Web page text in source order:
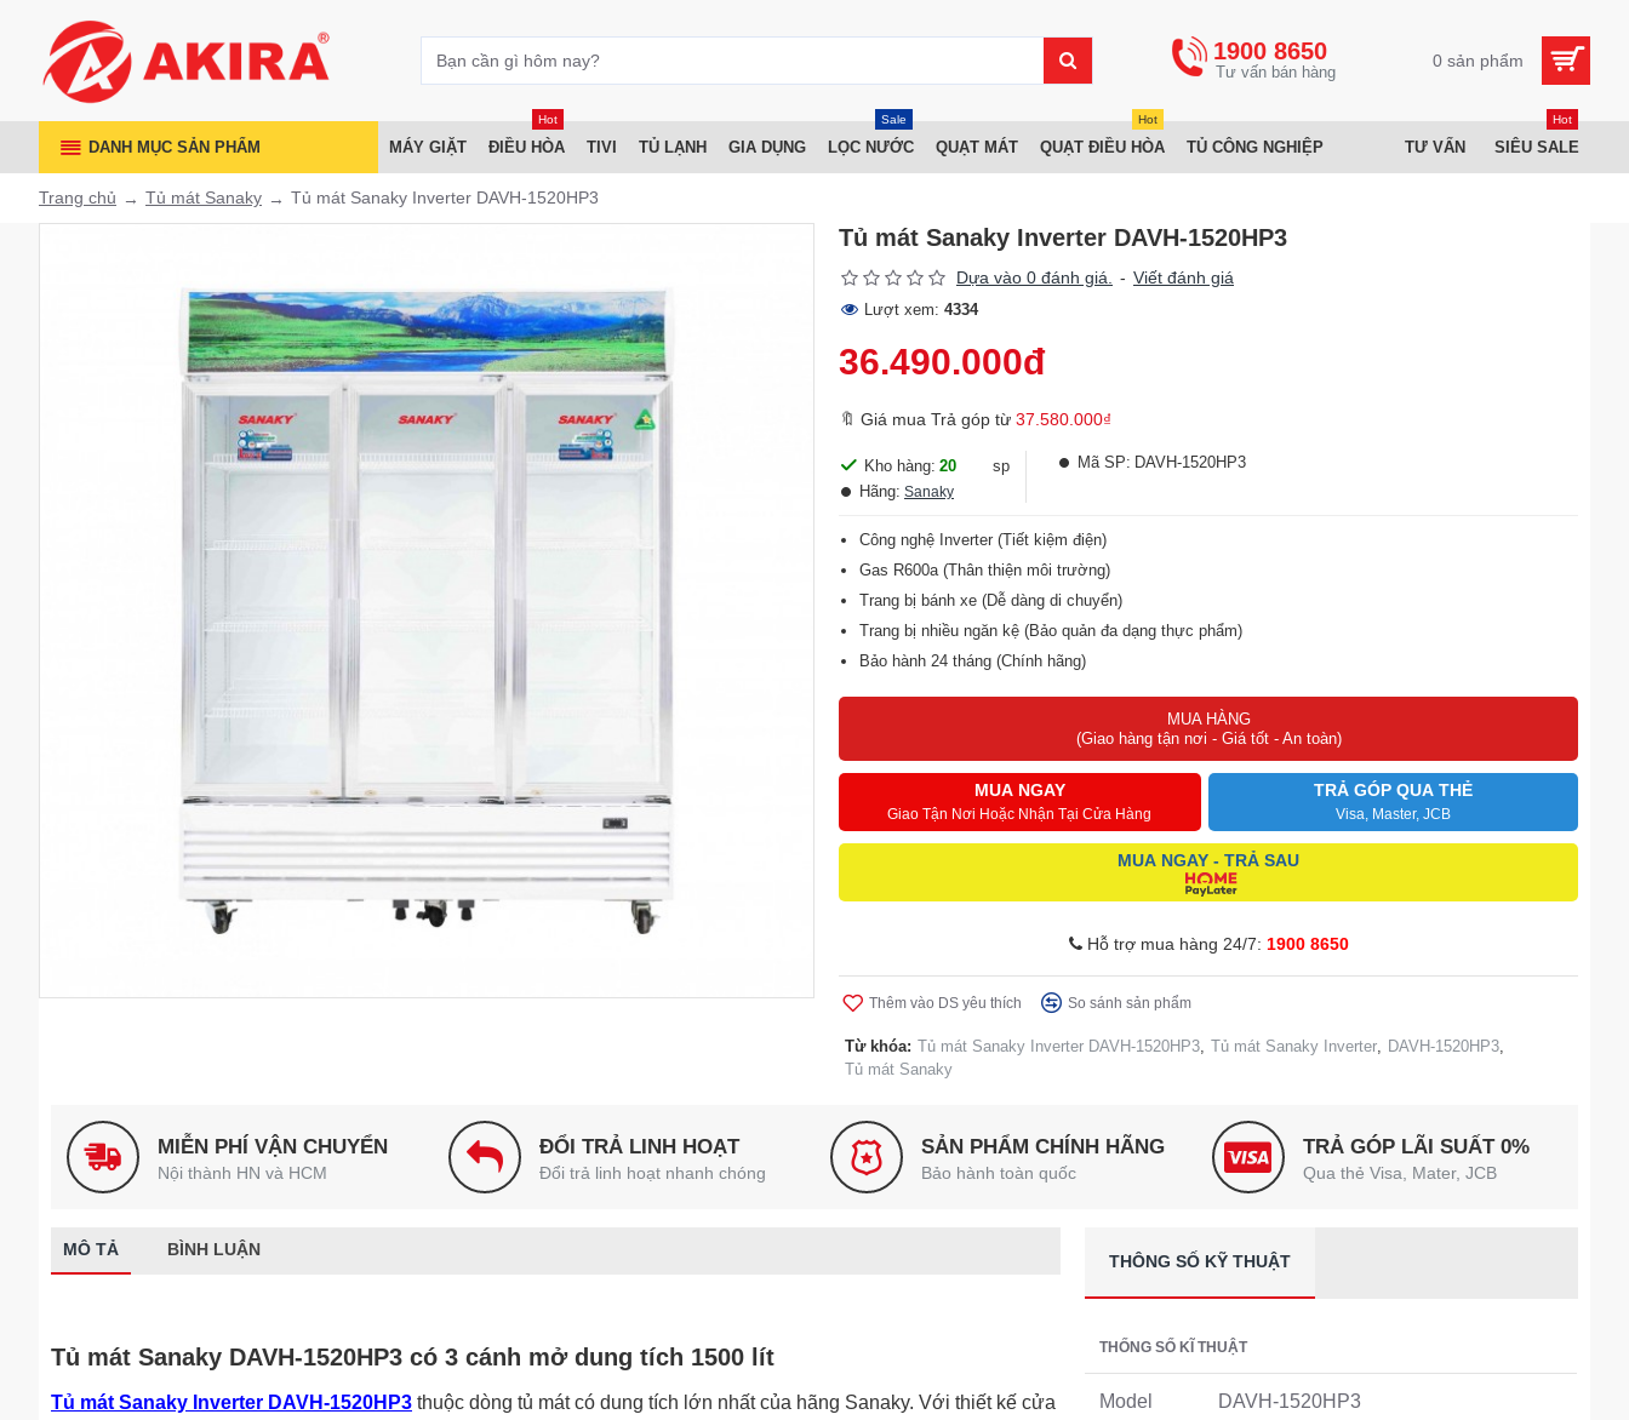
1900 8650 0 sản phẩm
DANH MỤC SẢN PHẨM MÁY GIẶT ĐIỀU HÒA
Hot
TIVI TỦ LẠNH GIA DỤNG LỌC NƯỚC
Sale
QUẠT MÁT QUẠT ĐIỀU HÒA
Hot
TỦ CÔNG NGHIỆP TƯ VẤN SIÊU SALE
Hot
Trang chủ Tủ mát Sanaky Tủ mát Sanaky Inverter DAVH-1520HP3
Tủ mát Sanaky Inverter DAVH-1520HP3
Dựa vào 0 đánh giá. - Viết đánh giá
Lượt xem: 4334
36.490.000đ
🔖 Giá mua Trả góp từ 37.580.000₫
Kho hàng: 20
sp
Hãng: Sanaky
Mã SP: DAVH-1520HP3
Công nghệ Inverter (Tiết kiệm điện)
Gas R600a (Thân thiện môi trường)
Trang bị bánh xe (Dễ dàng di chuyển)
Trang bị nhiều ngăn kệ (Bảo quản đa dạng thực phẩm)
Bảo hành 24 tháng (Chính hãng)
MUA HÀNG
(Giao hàng tận nơi - Giá tốt - An toàn)
MUA NGAY
Giao Tận Nơi Hoặc Nhận Tại Cửa Hàng
TRẢ GÓP QUA THẺ
Visa, Master, JCB
MUA NGAY - TRẢ SAU
Hỗ trợ mua hàng 24/7: 1900 8650
Thêm vào DS yêu thích So sánh sản phẩm
Từ khóa: Tủ mát Sanaky Inverter DAVH-1520HP3, Tủ mát Sanaky Inverter, DAVH-1520HP3,
Tủ mát Sanaky
MIỄN PHÍ VẬN CHUYỂN
Nội thành HN và HCM
ĐỔI TRẢ LINH HOẠT
Đổi trả linh hoạt nhanh chóng
SẢN PHẨM CHÍNH HÃNG
Bảo hành toàn quốc
TRẢ GÓP LÃI SUẤT 0%
Qua thẻ Visa, Mater, JCB
MÔ TẢ BÌNH LUẬN
Tủ mát Sanaky DAVH-1520HP3 có 3 cánh mở dung tích 1500 lít
Tủ mát Sanaky Inverter DAVH-1520HP3 thuộc dòng tủ mát có dung tích lớn nhất của hãng Sanaky. Với thiết kế cửa
THÔNG SỐ KỸ THUẬT
THỐNG SỐ KĨ THUẬT
Model DAVH-1520HP3